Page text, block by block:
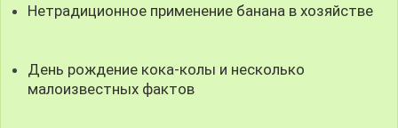
Нетрадиционное применение банана в хозяйстве
День рождение кока-колы и несколько
малоизвестных фактов